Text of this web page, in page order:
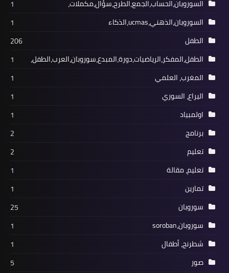
السوروبان،الحساب،الجمع،الطرح،سؤال،مكملات،
1
السوروبان،الذهني،ucmas،الذكاء
1
الطفل
206
الطفل،المفكر،الرياضيات،دورة،المبدع،سوروبان،العرب،الطفل،
1
المغرب، العلمي
1
اليراع، السوري
1
اولمبياد
1
برنامج
2
تعليم
2
تعليم، مقالة
1
تمارين
1
سوروبان
25
سوروبان،soroban
1
شطرنج، أطفال
1
صور
5